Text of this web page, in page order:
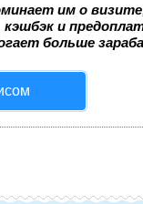
им о
кэшбэк и
больше